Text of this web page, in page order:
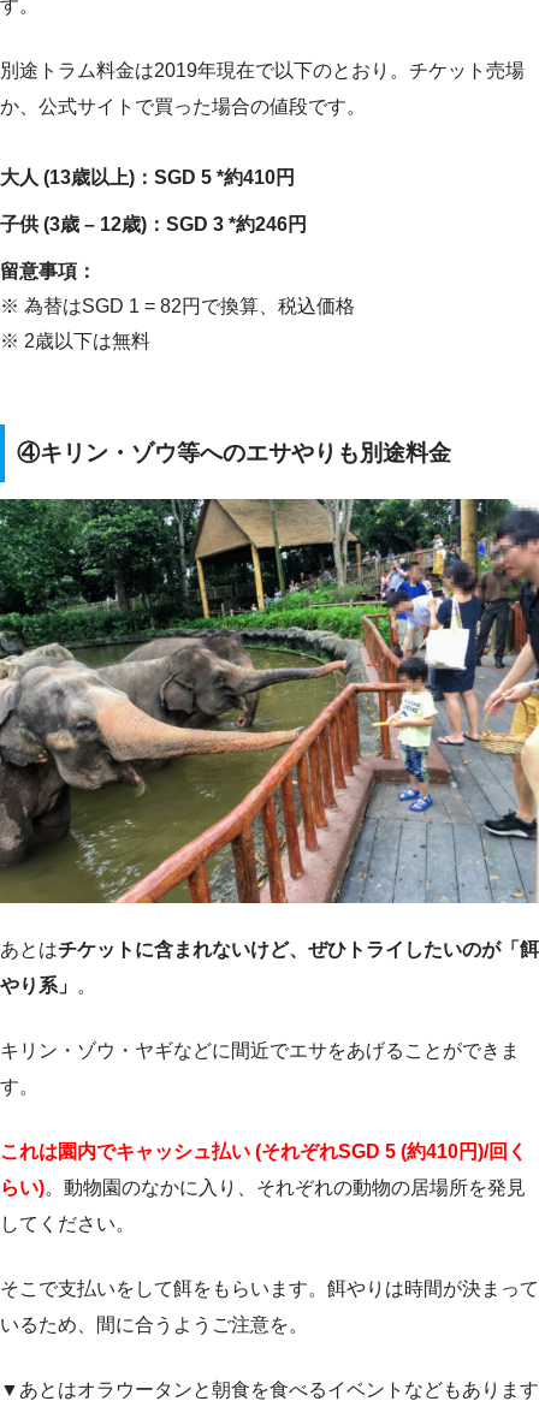
す。
別途トラム料金は2019年現在で以下のとおり。チケット売場
か、公式サイトで買った場合の値段です。
大人 (13歳以上)：SGD 5 *約410円
子供 (3歳 – 12歳)：SGD 3 *約246円
留意事項：
※ 為替はSGD 1 = 82円で換算、税込価格
※ 2歳以下は無料
④キリン・ゾウ等へのエサやりも別途料金
あとはチケットに含まれないけど、ぜひトライしたいのが「餌
やり系」 。
キリン・ゾウ・ヤギなどに間近でエサをあげることができま
す。
これは園内でキャッシュ払い (それぞれSGD 5 (約410円)/回く
らい)。動物園のなかに入り、それぞれの動物の居場所を発見
してください。
そこで支払いをして餌をもらいます。餌やりは時間が決まって
いるため、間に合うようご注意を。
▼あとはオラウータンと朝食を食べるイベントなどもあります